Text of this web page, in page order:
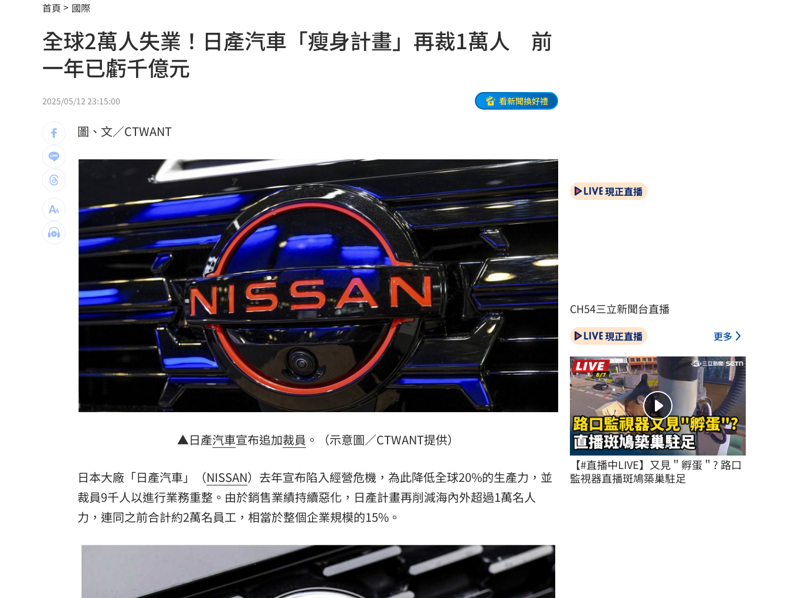
父親節來了！蔣萬安、沈伯洋曝與子女互動
宣布出道十年 大咖樂團成員1惡疾纏身 12:52
道奇守護神挨再見2分砲 遭逆轉苦吞7連敗
BMW小跑車自撞翻覆！氣囊爆22歲男困車內
朴寶劍替爸扛8億債 昔宣布破產仍不埋怨
星宇航空往返沖繩「全取消」加班機也喊卡
白海豚逼近越晚越有感！估雨彈從北轟到南 12:31
酒客吃完螺殼丟隔壁桌 引發熱炒店大亂鬥 12:31
玩很大爆衝突 張立東怒飆女星：把我當狗 12:30
別被休旅外型騙了！Audi新Q3根本是鋼砲 12:30
健檢「癌指數正常」罹乳癌！醫：致命盲點 12:28
張清芳父親節曬亡父遺照！神似五官引熱議
台灣彩券開獎直播中 20:31
LIVE三立+24小時直播 15:27
AI時代！威力馬導入智慧營運系統提升效率 12:00
商場戰國來臨 台中「頂奢大道」逐漸成形 12:00
台彩父親節推新刮刮樂千萬頭獎超「爸」氣 12:00
「拍片人的多重宇宙」職涯論壇9/12登場！
8國球員齊聚高雄 Formosa 7s掀足球熱潮 10:00
理想混蛋號召粉絲跨海追星吃美食！ 18:15
首頁 國際
全球2萬人失業！日產汽車「瘦身計畫」再裁1萬人 前
一年已虧千億元
2025/05/12 23:15:00 看新聞換好禮
圖、文／CTWANT
▲日產汽車宣布追加裁員 。（示意圖／CTWANT提供）
日本大廠「日產汽車」（NISSAN）去年宣布陷入經營危機，為此降低全球20%的生產力，並
裁員9千人以進行業務重整。由於銷售業績持續惡化，日產計畫再削減海內外超過1萬名人
力，連同之前合計約2萬名員工，相當於整個企業規模的15%。
現正直播
CH54三立新聞台直播
現正直播 更多
【#直播中LIVE】又見＂孵蛋＂? 路口
監視器直播斑鳩築巢駐足